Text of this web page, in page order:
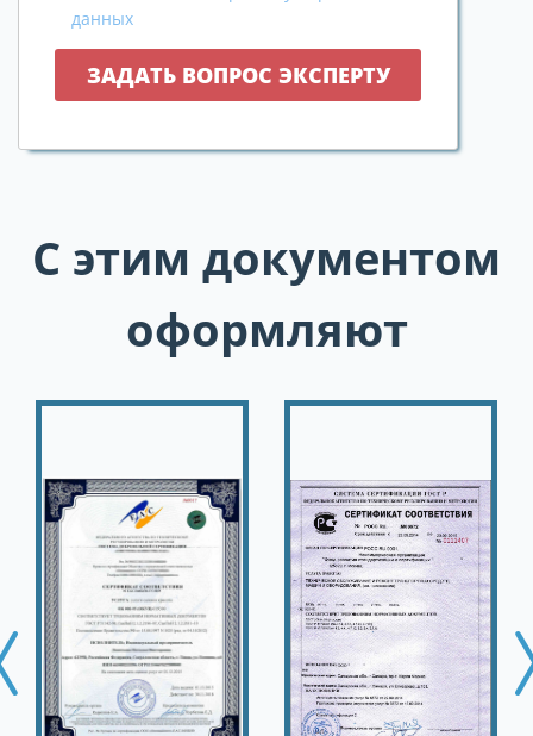
данных
С этим документом
оформляют